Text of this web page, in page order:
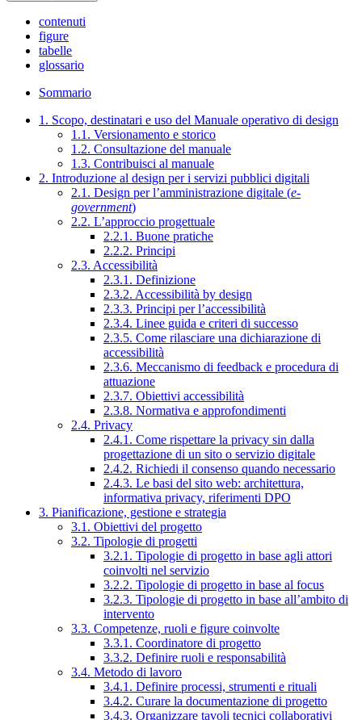
contenuti
figure
tabelle
glossario
Sommario
1. Scopo, destinatari e uso del Manuale operativo di design
1.1. Versionamento e storico
1.2. Consultazione del manuale
1.3. Contribuisci al manuale
2. Introduzione al design per i servizi pubblici digitali
2.1. Design per l’amministrazione digitale (e-
government)
2.2. L’approccio progettuale
2.2.1. Buone pratiche
2.2.2. Principi
2.3. Accessibilità
2.3.1. Definizione
2.3.2. Accessibilità by design
2.3.3. Principi per l’accessibilità
2.3.4. Linee guida e criteri di successo
2.3.5. Come rilasciare una dichiarazione di
accessibilità
2.3.6. Meccanismo di feedback e procedura di
attuazione
2.3.7. Obiettivi accessibilità
2.3.8. Normativa e approfondimenti
2.4. Privacy
2.4.1. Come rispettare la privacy sin dalla
progettazione di un sito o servizio digitale
2.4.2. Richiedi il consenso quando necessario
2.4.3. Le basi del sito web: architettura,
informativa privacy, riferimenti DPO
3. Pianificazione, gestione e strategia
3.1. Obiettivi del progetto
3.2. Tipologie di progetti
3.2.1. Tipologie di progetto in base agli attori
coinvolti nel servizio
3.2.2. Tipologie di progetto in base al focus
3.2.3. Tipologie di progetto in base all’ambito di
intervento
3.3. Competenze, ruoli e figure coinvolte
3.3.1. Coordinatore di progetto
3.3.2. Definire ruoli e responsabilità
3.4. Metodo di lavoro
3.4.1. Definire processi, strumenti e rituali
3.4.2. Curare la documentazione di progetto
3.4.3. Organizzare tavoli tecnici collaborativi